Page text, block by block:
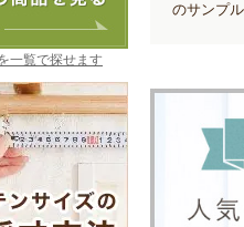
一覧で探せます
のサンプ